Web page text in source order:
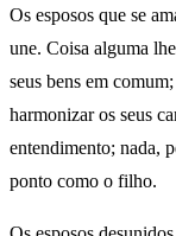
Os esposos que se
une. Coisa alguma
seus bens em
harmonizar os seus
entendimento; nada,
ponto como o filho.